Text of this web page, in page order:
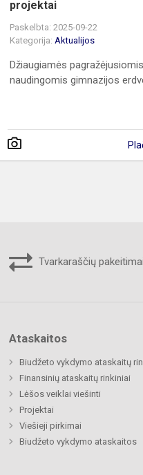
projektai
Paskelbta: 2025-09-22
Kategorija: Aktualijos
Džiaugiamės
naudingomis gimnazijos
Tvarkaraščių pakeitimai
Ataskaitos
Biudžeto vykdymo ataskaitų
Finansinių ataskaitų rinkiniai
Lėšos veiklai viešinti
Projektai
Viešieji pirkimai
Biudžeto vykdymo ataskaitos